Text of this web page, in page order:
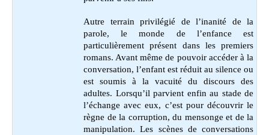
Autre terrain privilégié de l’inanité de la
parole, le monde de l’enfance est
particulièrement présent dans les premiers
romans. Avant même de pouvoir accéder à la
conversation, l’enfant est réduit au silence ou
est soumis à la vacuité du discours des
adultes. Lorsqu’il parvient enfin au stade de
l’échange avec eux, c’est pour découvrir le
règne de la corruption, du mensonge et de la
manipulation. Les scènes de conversations